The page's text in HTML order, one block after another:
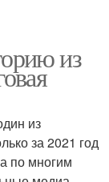
из
из
за 2021 год
по многим